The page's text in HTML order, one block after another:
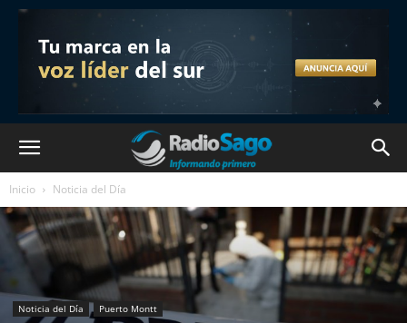
Inicio Noticia del Día
Noticia del Día Puerto Montt